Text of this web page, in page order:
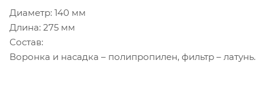
Диаметр: 140 мм
Длина: 275 мм
Состав:
Воронка и насадка – полипропилен, фильтр – латунь.